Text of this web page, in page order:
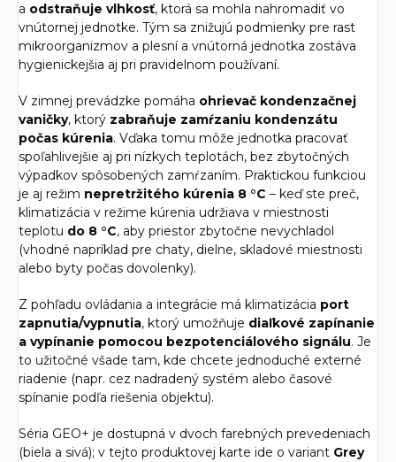
a odstraňuje vlhkosť, ktorá sa mohla nahromadiť vo
vnútornej jednotke. Tým sa znižujú podmienky pre rast
mikroorganizmov a plesní a vnútorná jednotka zostáva
hygienickejšia aj pri pravidelnom používaní.
V zimnej prevádzke pomáha ohrievač kondenzačnej
vaničky, ktorý zabraňuje zamŕzaniu kondenzátu
počas kúrenia. Vďaka tomu môže jednotka pracovať
spoľahlivejšie aj pri nízkych teplotách, bez zbytočných
výpadkov spôsobených zamŕzaním. Praktickou funkciou
je aj režim nepretržitého kúrenia 8 °C – keď ste preč,
klimatizácia v režime kúrenia udržiava v miestnosti
teplotu do 8 °C, aby priestor zbytočne nevychladol
(vhodné napríklad pre chaty, dielne, skladové miestnosti
alebo byty počas dovolenky).
Z pohľadu ovládania a integrácie má klimatizácia port
zapnutia/vypnutia, ktorý umožňuje diaľkové zapínanie
a vypínanie pomocou bezpotenciálového signálu. Je
to užitočné všade tam, kde chcete jednoduché externé
riadenie (napr. cez nadradený systém alebo časové
spínanie podľa riešenia objektu).
Séria GEO+ je dostupná v dvoch farebných prevedeniach
(biela a sivá); v tejto produktovej karte ide o variant Grey